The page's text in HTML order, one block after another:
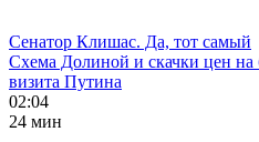
Сенатор Клишас. Да, тот самый
Схема Долиной и скачки цен на
визита Путина
02:04
24 мин